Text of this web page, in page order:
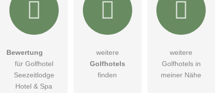
DieDatenschutzerklärunghabe ich zur Kenntnis genommen.
öffentliche Frage stellen
Bewertung
für Golfhotel
Seezeitlodge
Hotel & Spa
weitere
Golfhotels
finden
weitere
Golfhotels in
meiner Nähe